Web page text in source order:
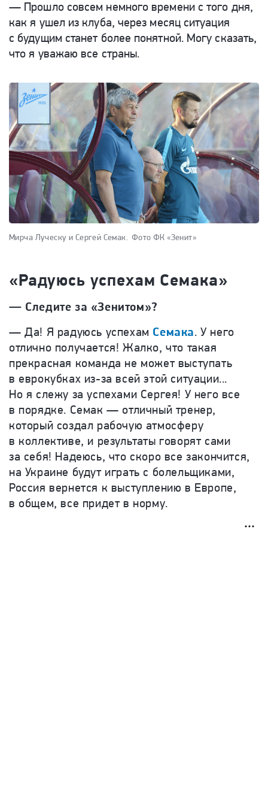
— Прошло совсем немного времени с того дня,
как я ушел из клуба, через месяц ситуация
с будущим станет более понятной. Могу сказать,
что я уважаю все страны.
Мирча Луческу и Сергей Семак. Фото ФК «Зенит»
«Радуюсь успехам Семака»
— Следите за «Зенитом»?
—Да! Я радуюсь успехам Семака. У него
отлично получается! Жалко, что такая
прекрасная команда не может выступать
в еврокубках из-за всей этой ситуации...
Но я слежу за успехами Сергея! У него все
в порядке. Семак — отличный тренер,
который создал рабочую атмосферу
в коллективе, и результаты говорят сами
за себя! Надеюсь, что скоро все закончится,
на Украине будут играть с болельщиками,
Россия вернется к выступлению в Европе,
в общем, все придет в норму.